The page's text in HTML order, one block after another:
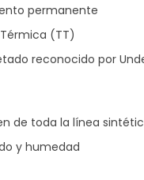
permanente
(TT)
reconocido por
de toda la línea
y humedad